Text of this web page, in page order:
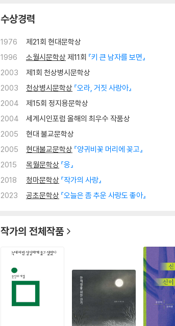
어 등 다양한 국제행사에 초청되었다. 영어 번역시집 『
역임했으며, 현재 동국대학교 석좌교수로 재직 중이다.
저서로 『문정희시집』, 『새떼』, 『혼자 무너지는 종소리』, 『
리에 꽂고』, 『나는 문이다』, 『지금 장미를 따라』, 『사랑의 기
문집을 포함하여 50여 권의 저서가 있다.
수상경력
1976
제21회 현대문학상
1996
소월시문학상 제11회 『키 큰 남자를 보면』
2003
제1회 천상병시문학상
2003
천상병시문학상 『오라, 거짓 사랑아』
2004
제15회 정지용문학상
2004
세계시인포럼 올해의 최우수 작품상
2005
현대 불교문학상
2005
현대불교문학상 『양귀비꽃 머리에 꽂고』
2015
목월문학상 『응』
2018
청마문학상 『작가의 사랑』
2023
공초문학상 『오늘은 좀 추운 사랑도 좋아』
작가의 전체작품